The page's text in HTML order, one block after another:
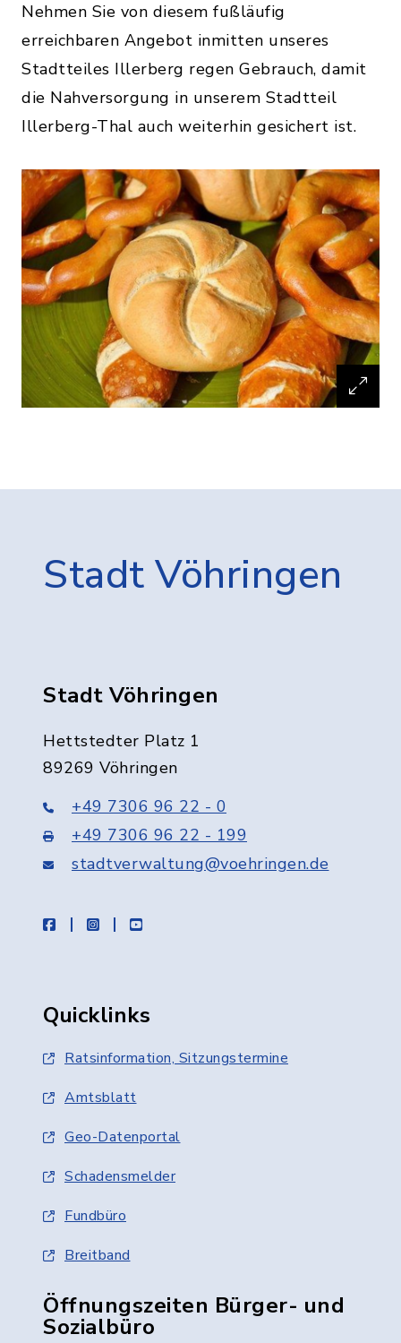
Nehmen Sie von diesem fußläufig
erreichbaren Angebot inmitten unseres
Stadtteiles Illerberg regen Gebrauch, damit
die Nahversorgung in unserem Stadtteil
Illerberg-Thal auch weiterhin gesichert ist.
Stadt Vöhringen
Stadt Vöhringen
Hettstedter Platz 1
89269 Vöhringen
+49 7306 96 22 - 0
+49 7306 96 22 - 199
stadtverwaltung@voehringen.de
facebookinstagramyoutube
Quicklinks
Ratsinformation, Sitzungstermine
Amtsblatt
Geo-Datenportal
Schadensmelder
Fundbüro
Breitband
Öffnungszeiten Bürger- und
Sozialbüro